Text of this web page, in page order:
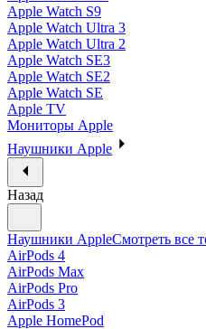
Apple Watch S9
Apple Watch Ultra 3
Apple Watch Ultra 2
Apple Watch SE3
Apple Watch SE2
Apple Watch SE
Apple TV
Мониторы Apple
Наушники Apple
Назад
Наушники AppleСмотреть все
AirPods 4
AirPods Max
AirPods Pro
AirPods 3
Apple HomePod